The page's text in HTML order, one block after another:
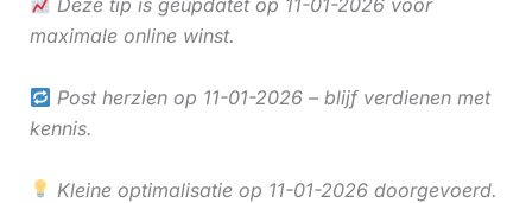
Deze tip is geüpdatet op 11-01-2026 voor
maximale online winst.
Post herzien op 11-01-2026 – blijf verdienen met
kennis.
Kleine optimalisatie op 11-01-2026 doorgevoerd.